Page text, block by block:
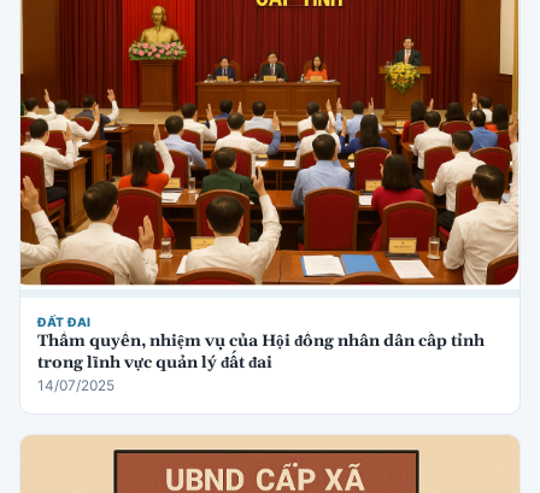
ĐẤT ĐAI
Thẩm quyền, nhiệm vụ của Hội đồng nhân dân cấp tỉnh
trong lĩnh vực quản lý đất đai
14/07/2025